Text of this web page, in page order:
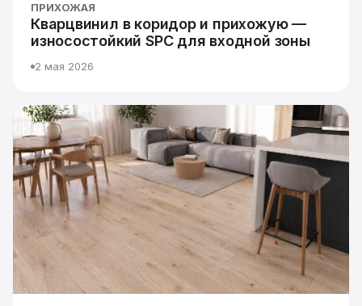
ПРИХОЖАЯ
Кварцвинил в коридор и прихожую —
износостойкий SPC для входной зоны
2 мая 2026